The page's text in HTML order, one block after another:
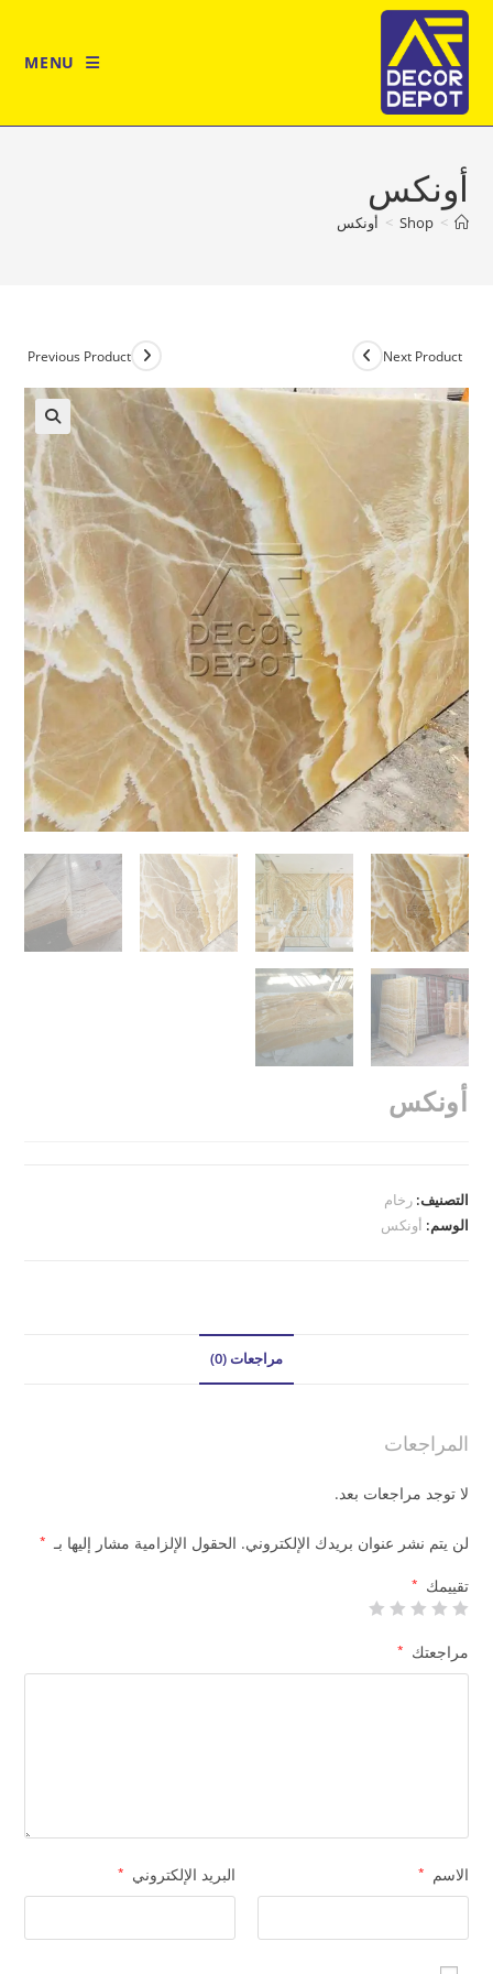
Skip
content
MENU
أونكس
>
Shop
> أونكس
Previous Product Next Product
أونكس
التصنيف:رخام
الوسم: أونكس
مراجعات (0)
المراجعات
لا توجد مراجعات بعد.
لن يتم نشر عنوان بريدك الإلكتروني. الحقول الإلزامية مشار إليها بـ *
تقييمك *
مراجعتك *
الاسم * البريد الإلكتروني *